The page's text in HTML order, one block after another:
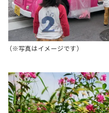
（※写真はイメージです）